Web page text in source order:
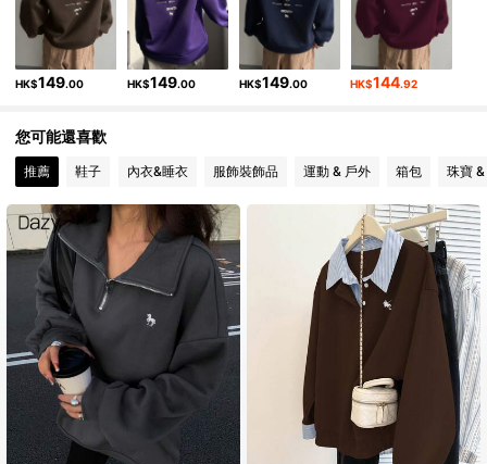
HK$149.00 HK$149.00 HK$149.00 HK$144.92
您可能還喜歡
推薦 鞋子 內衣&睡衣 服飾裝飾品 運動 & 戶外 箱包 珠寶